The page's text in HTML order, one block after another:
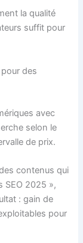
la qualité
suffit pour
des
avec
selon le
de prix.
contenus qui
SEO 2025 »,
: gain de
pour